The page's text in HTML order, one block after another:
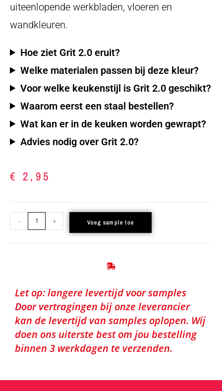
uiteenlopende werkbladen, vloeren en
wandkleuren.
Hoe ziet Grit 2.0 eruit?
Welke materialen passen bij deze kleur?
Voor welke keukenstijl is Grit 2.0 geschikt?
Waarom eerst een staal bestellen?
Wat kan er in de keuken worden gewrapt?
Advies nodig over Grit 2.0?
€ 2,95
- + Voeg sample toe
Let op: langere levertijd voor samples
Door vertragingen bij onze leverancier
kan de levertijd van samples oplopen. Wij
doen ons uiterste best om jou bestelling
binnen 3 werkdagen te verzenden.